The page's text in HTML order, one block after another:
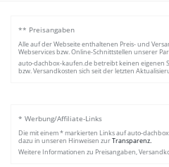
** Preisangaben
Alle auf der Webseite enthaltenen Preis- und
Webservices bzw. Online-Schnittstellen unserer
auto-dachbox-kaufen.de betreibt keinen eigenen
bzw. Versandkosten sich seit der letzten
* Werbung/Affiliate-Links
Die mit einem * markierten Links auf auto-
dazu in unseren Hinweisen zurTransparenz.
Weitere Informationen zu Preisangaben,